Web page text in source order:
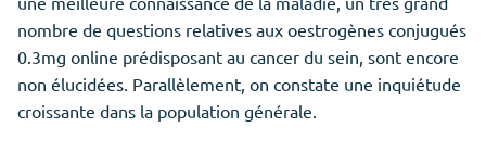
nombre de questions relatives aux oestrogènes conjugués
0.3mg online prédisposant au cancer du sein, sont encore
non élucidées. Parallèlement, on constate une inquiétude
croissante dans la population générale.